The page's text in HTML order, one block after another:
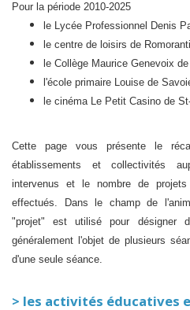
Pour la période 2010-2025
le Lycée Professionnel Denis
le centre de loisirs de
le Collège Maurice Genevoix
l'école primaire Louise de
le cinéma Le Petit Casino de
Cette page vous présente le
établissements et collectivités
intervenus et le nombre de projets
effectués. Dans le champ de
"projet" est utilisé pour désigner
généralement l'objet de plusieurs
d'une seule séance.
> les activités éducatives